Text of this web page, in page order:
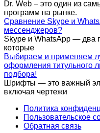
Dr. Web – это один из
программ на рынке.
Сравнение Skype и
мессенджеров?
Skype и WhatsApp — два
которые
Выбираем и применяем
оформления титульного
подбора!
Шрифты — это важный
включая чертежи
Политика
Пользовательское
Обратная связь